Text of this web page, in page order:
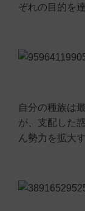
ぞれの目的を
自分の種族は
が、支配した
ん勢力を拡大